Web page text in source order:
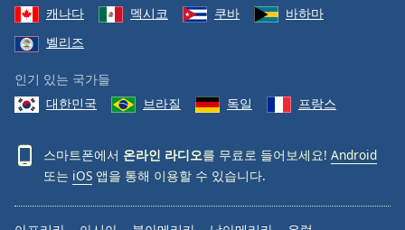
캐나다
멕시코 쿠바
바하마
벨리즈
인기 있는 국가들
대한민국
브라질 독일 프랑스
스마트폰에서 온라인 라디오를 무료로 들어보세요! Android
또는 iOS 앱을 통해 이용할 수 있습니다.